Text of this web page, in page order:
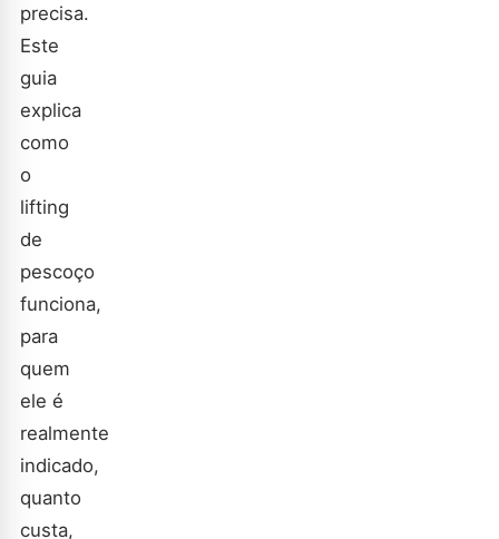
precisa.
Este
guia
explica
como
o
lifting
de
pescoço
funciona,
para
quem
ele é
realmente
indicado,
quanto
custa,